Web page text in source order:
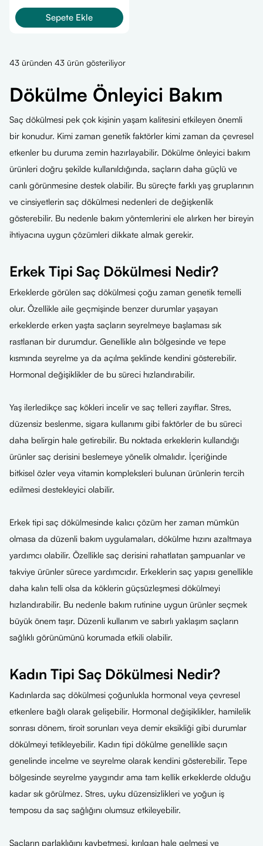
Sepete Ekle
43 üründen 43 ürün gösteriliyor
Dökülme Önleyici Bakım
Saç dökülmesi pek çok kişinin yaşam kalitesini etkileyen önemli
bir konudur. Kimi zaman genetik faktörler kimi zaman da çevresel
etkenler bu duruma zemin hazırlayabilir. Dökülme önleyici bakım
ürünleri doğru şekilde kullanıldığında, saçların daha güçlü ve
canlı görünmesine destek olabilir. Bu süreçte farklı yaş gruplarının
ve cinsiyetlerin saç dökülmesi nedenleri de değişkenlik
gösterebilir. Bu nedenle bakım yöntemlerini ele alırken her bireyin
ihtiyacına uygun çözümleri dikkate almak gerekir.
Erkek Tipi Saç Dökülmesi Nedir?
Erkeklerde görülen saç dökülmesi çoğu zaman genetik temelli
olur. Özellikle aile geçmişinde benzer durumlar yaşayan
erkeklerde erken yaşta saçların seyrelmeye başlaması sık
rastlanan bir durumdur. Genellikle alın bölgesinde ve tepe
kısmında seyrelme ya da açılma şeklinde kendini gösterebilir.
Hormonal değişiklikler de bu süreci hızlandırabilir.
Yaş ilerledikçe saç kökleri incelir ve saç telleri zayıflar. Stres,
düzensiz beslenme, sigara kullanımı gibi faktörler de bu süreci
daha belirgin hale getirebilir. Bu noktada erkeklerin kullandığı
ürünler saç derisini beslemeye yönelik olmalıdır. İçeriğinde
bitkisel özler veya vitamin kompleksleri bulunan ürünlerin tercih
edilmesi destekleyici olabilir.
Erkek tipi saç dökülmesinde kalıcı çözüm her zaman mümkün
olmasa da düzenli bakım uygulamaları, dökülme hızını azaltmaya
yardımcı olabilir. Özellikle saç derisini rahatlatan şampuanlar ve
takviye ürünler sürece yardımcıdır. Erkeklerin saç yapısı genellikle
daha kalın telli olsa da köklerin güçsüzleşmesi dökülmeyi
hızlandırabilir. Bu nedenle bakım rutinine uygun ürünler seçmek
büyük önem taşır. Düzenli kullanım ve sabırlı yaklaşım saçların
sağlıklı görünümünü korumada etkili olabilir.
Kadın Tipi Saç Dökülmesi Nedir?
Kadınlarda saç dökülmesi çoğunlukla hormonal veya çevresel
etkenlere bağlı olarak gelişebilir. Hormonal değişiklikler, hamilelik
sonrası dönem, tiroit sorunları veya demir eksikliği gibi durumlar
dökülmeyi tetikleyebilir. Kadın tipi dökülme genellikle saçın
genelinde incelme ve seyrelme olarak kendini gösterebilir. Tepe
bölgesinde seyrelme yaygındır ama tam kellik erkeklerde olduğu
kadar sık görülmez. Stres, uyku düzensizlikleri ve yoğun iş
temposu da saç sağlığını olumsuz etkileyebilir.
Saçların parlaklığını kaybetmesi, kırılgan hale gelmesi ve